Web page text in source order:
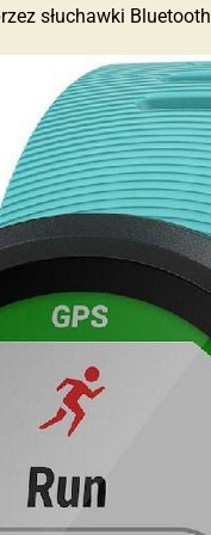
słuchawki